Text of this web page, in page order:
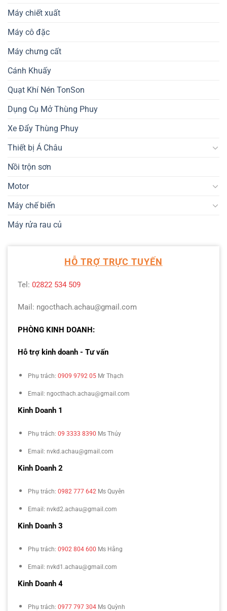
Máy chiết xuất
Máy cô đặc
Máy chưng cất
Cánh Khuấy
Quạt Khí Nén TonSon
Dụng Cụ Mở Thùng Phuy
Xe Đẩy Thùng Phuy
Thiết bị Á Châu
Nồi trộn sơn
Motor
Máy chế biến
Máy rửa rau củ
HỖ TRỢ TRỰC TUYẾN
Tel: 02822 534 509
Mail: ngocthach.achau@gmail.com
PHÒNG KINH DOANH:
Hỗ trợ kinh doanh - Tư vấn
Phụ trách: 0909 9792 05 Mr Thạch
Email: ngocthach.achau@gmail.com
Kinh Doanh 1
Phụ trách: 09 3333 8390 Ms Thúy
Email: nvkd.achau@gmail.com
Kinh Doanh 2
Phụ trách: 0982 777 642 Ms Quyên
Email: nvkd2.achau@gmail.com
Kinh Doanh 3
Phụ trách: 0902 804 600 Ms Hằng
Email: nvkd1.achau@gmail.com
Kinh Doanh 4
Phụ trách: 0977 797 304 Ms Quỳnh